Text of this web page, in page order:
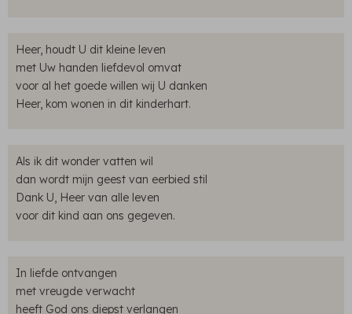
Heer, houdt U dit kleine leven
met Uw handen liefdevol omvat
voor al het goede willen wij U danken
Heer, kom wonen in dit kinderhart.
Als ik dit wonder vatten wil
dan wordt mijn geest van eerbied stil
Dank U, Heer van alle leven
voor dit kind aan ons gegeven.
In liefde ontvangen
met vreugde verwacht
heeft God ons diepst verlangen